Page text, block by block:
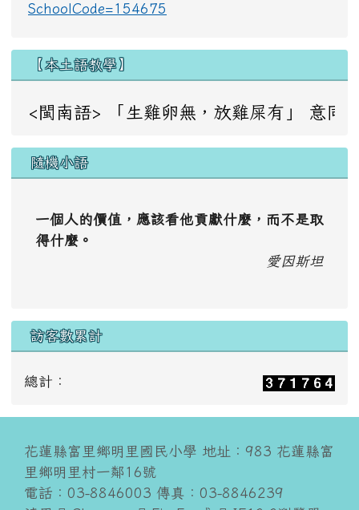
SchoolCode=154675
【本土語教學】
<閩南語> 「生雞卵無，放雞屎有」 意
隨機小語
一個人的價值，應該看他貢獻什麼，而不是取
得什麼。
愛因斯坦
訪客數累計
總計：
花蓮縣富里鄉明里國民小學 地址：983 花蓮縣富
里鄉明里村一鄰16號
電話：03-8846003 傳真：03-8846239